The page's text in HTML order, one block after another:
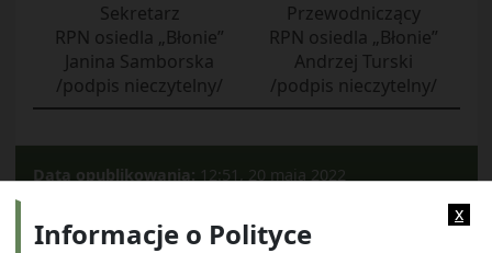
Sekretarz
RPN osiedla „Błonie”
Janina Samborska
/podpis nieczytelny/
Przewodniczący
RPN osiedla „Błonie”
Andrzej Turski
/podpis nieczytelny/
Data opublikowania: 12:51, 20 maja 2022
x
Informacje o Polityce